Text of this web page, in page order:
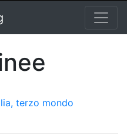
terzo mondo